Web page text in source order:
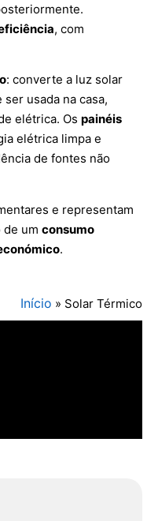
, com
: converte a luz solar
ser usada na casa,
elétrica. Os painéis
elétrica limpa e
de fontes não
e representam
de um consumo
.
Início » Solar Térmico